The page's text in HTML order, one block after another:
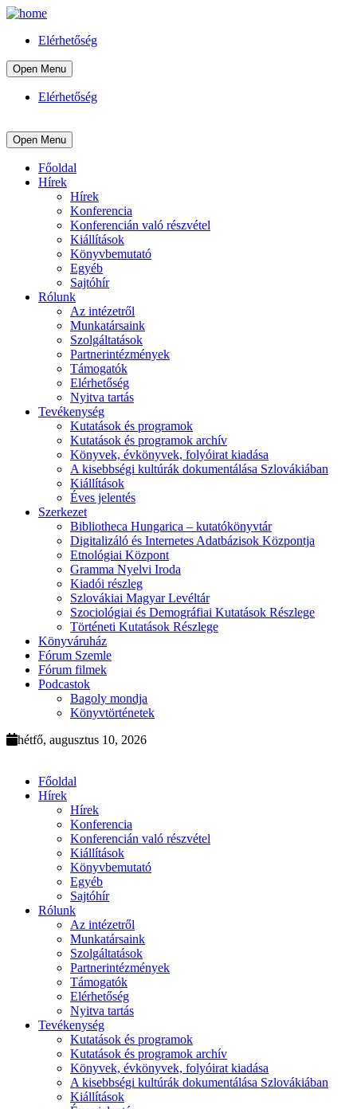
Elérhetőség
Open Menu
Elérhetőség
Open Menu
Főoldal
Hírek
Hírek
Konferencia
Konferencián való részvétel
Kiállítások
Könyvbemutató
Egyéb
Sajtóhír
Rólunk
Az intézetről
Munkatársaink
Szolgáltatások
Partnerintézmények
Támogatók
Elérhetőség
Nyitva tartás
Tevékenység
Kutatások és programok
Kutatások és programok archív
Könyvek, évkönyvek, folyóirat kiadása
A kisebbségi kultúrák dokumentálása Szlovákiában
Kiállítások
Éves jelentés
Szerkezet
Bibliotheca Hungarica – kutatókönyvtár
Digitalizáló és Internetes Adatbázisok Központja
Etnológiai Központ
Gramma Nyelvi Iroda
Kiadói részleg
Szlovákiai Magyar Levéltár
Szociológiai és Demográfiai Kutatások Részlege
Történeti Kutatások Részlege
Könyváruház
Fórum Szemle
Fórum filmek
Podcastok
Bagoly mondja
Könyvtörténetek
hétfő, augusztus 10, 2026
Főoldal
Hírek
Hírek
Konferencia
Konferencián való részvétel
Kiállítások
Könyvbemutató
Egyéb
Sajtóhír
Rólunk
Az intézetről
Munkatársaink
Szolgáltatások
Partnerintézmények
Támogatók
Elérhetőség
Nyitva tartás
Tevékenység
Kutatások és programok
Kutatások és programok archív
Könyvek, évkönyvek, folyóirat kiadása
A kisebbségi kultúrák dokumentálása Szlovákiában
Kiállítások